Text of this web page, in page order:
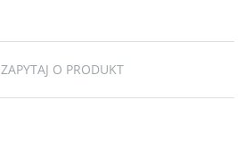
ZAPYTAJ O PRODUKT